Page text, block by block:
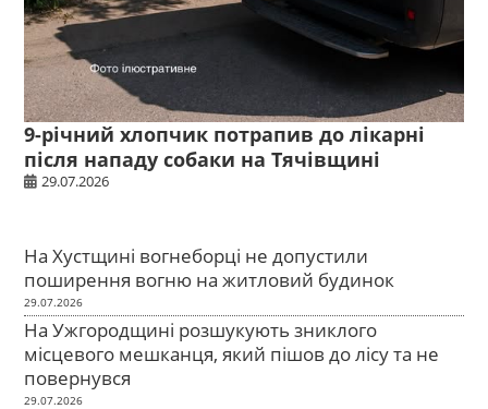
9-річний хлопчик потрапив до лікарні
після нападу собаки на Тячівщині
29.07.2026
На Хустщині вогнеборці не допустили
поширення вогню на житловий будинок
29.07.2026
На Ужгородщині розшукують зниклого
місцевого мешканця, який пішов до лісу та не
повернувся
29.07.2026